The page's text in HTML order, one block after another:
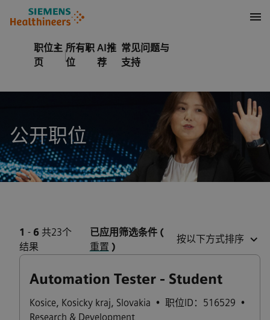
职位主
页
所有职
位
AI推
荐
常见问题与
支持
公开职位
1 - 6 共23个
结果
已应用筛选条件 (
重置 )
按以下方式排序
Automation Tester - Student
Kosice, Kosicky kraj, Slovakia • 职位ID：516529 •
Research & Development